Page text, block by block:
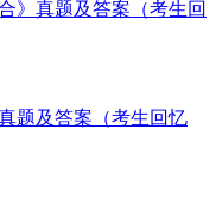
》真题及答案（考生回
题及答案（考生回忆